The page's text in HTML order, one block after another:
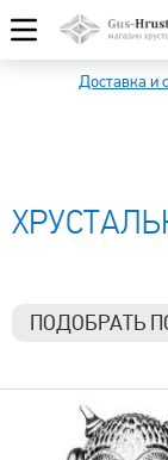
Доставка и
ПОДОБРАТЬ